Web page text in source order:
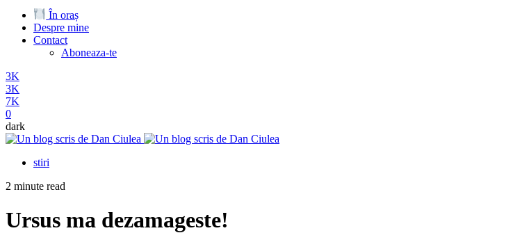
În oraș
Despre mine
Contact
Aboneaza-te
3K
3K
7K
0
dark
stiri
2 minute read
Ursus ma dezamageste!